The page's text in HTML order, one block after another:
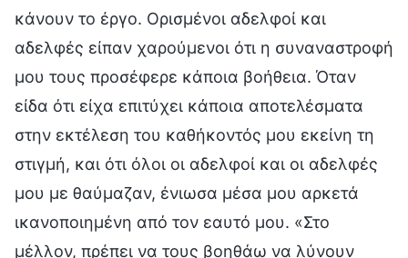
κάνουν το έργο. Ορισμένοι αδελφοί και
αδελφές είπαν χαρούμενοι ότι η συναναστροφή
μου τους προσέφερε κάποια βοήθεια. Όταν
είδα ότι είχα επιτύχει κάποια αποτελέσματα
στην εκτέλεση του καθήκοντός μου εκείνη τη
στιγμή, και ότι όλοι οι αδελφοί και οι αδελφές
μου με θαύμαζαν, ένιωσα μέσα μου αρκετά
ικανοποιημένη από τον εαυτό μου. «Στο
μέλλον, πρέπει να τους βοηθάω να λύνουν